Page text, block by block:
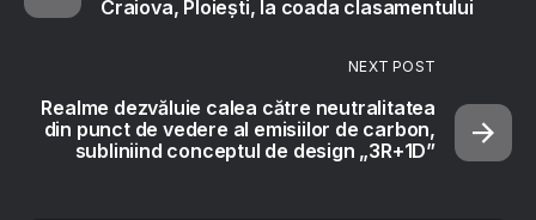
Craiova, Ploiești, la coada clasamentului
NEXT POST
Realme dezvăluie calea către neutralitatea
din punct de vedere al emisiilor de carbon,
subliniind conceptul de design „3R+1D”